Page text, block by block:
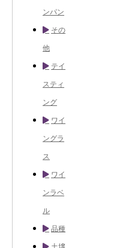
ンパン
その
他
テイ
スティ
ング
ワイ
ングラ
ス
ワイ
ンラベ
ル
品種